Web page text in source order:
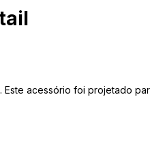
acessório foi projetado